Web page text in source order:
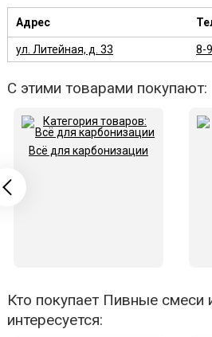
Адрес
ул. Литейная, д. 33 8-
С этими товарами покупают:
Всё для карбонизации
Кто покупает Пивные смеси
интересуется: